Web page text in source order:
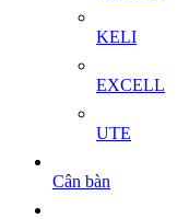
KELI
EXCELL
UTE
Cân bàn